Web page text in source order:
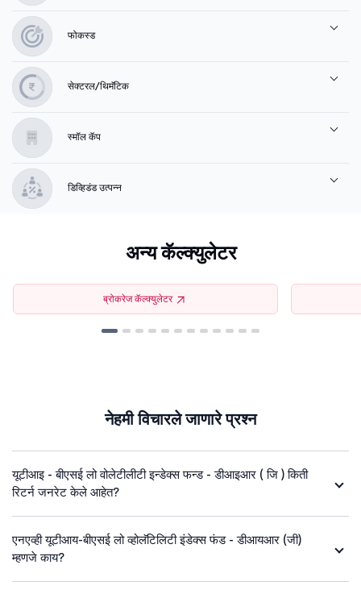
फोकस्ड
सेक्टरल/थिमॅटिक
स्मॉल कॅप
डिव्हिडंड उत्पन्न
अन्य कॅल्क्युलेटर
ब्रोकरेज कॅल्क्युलेटर
नेहमी विचारले जाणारे प्रश्न
यूटीआइ - बीएसई लो वोलेटीलीटी इन्डेक्स फन्ड - डीआइआर ( जि ) किती
रिटर्न जनरेट केले आहेत?
एनएव्ही यूटीआय-बीएसई लो व्होलॅटिलिटी इंडेक्स फंड - डीआयआर (जी)
म्हणजे काय?